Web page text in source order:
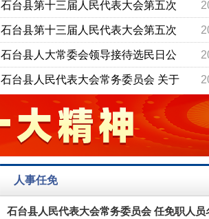
见的报告
会议计划和预算审查委员会关于石台
县2024年预算执行情况和2025年预算
草案的审查报告
石台县第十三届人民代表大会第五次
会议计划和预算审查委员会关于石台
县2024年国民经济和社会发展计划执
行情况与 2025年计划草案的审查报告
石台县人大常委会领导接待选民日公
告
石台县人民代表大会常务委员会 关于
开展全县国有资产管理工作专题询问
的公告
石台县人民代表大会常务委员会办公
室2025年一般公 共预算“三公”经费预
算
石台县人民代表大会常务委员会公告
石台县人民代表大会常务委员会 关于
开展全县公共资源交易招投标 标后管
理工作专题询问的公告
石台县人民代表大会常务委员会 决定
任免职人员名单
石台县第十三届人民代表大会第五次
会议 议案审查委员会关于议案 审查意
石台县第十三届人民代表大会第五次
人事任免
石台县人民代表大会常务委员会 任免职人员